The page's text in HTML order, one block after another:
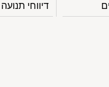
דיווחי תנועה